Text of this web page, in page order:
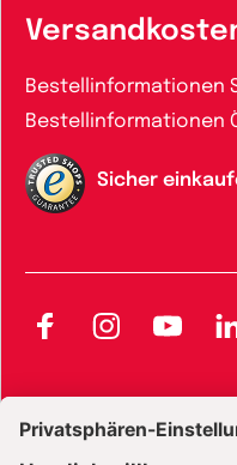
Bestellinformationen
Bestellinformationen
Sicher
FacebookInstagramYouTube